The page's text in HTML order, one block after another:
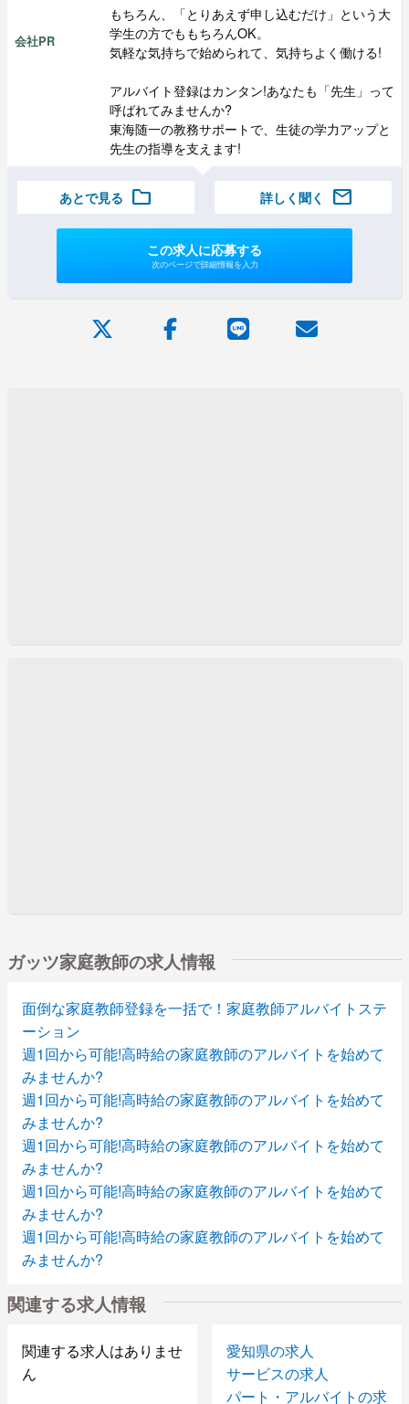
会社PR
もちろん、「とりあえず申し込むだけ」という大
学生の方でももちろんOK。
気軽な気持ちで始められて、気持ちよく働ける!
アルバイト登録はカンタン!あなたも「先生」って
呼ばれてみませんか?
東海随一の教務サポートで、生徒の学力アップと
先生の指導を支えます!
あとで見る folder 詳しく聞く mail
この求人に応募する
次のページで詳細情報を入力
ガッツ家庭教師の求人情報
面倒な家庭教師登録を一括で！家庭教師アルバイトステ
ーション
週1回から可能!高時給の家庭教師のアルバイトを始めて
みませんか?
週1回から可能!高時給の家庭教師のアルバイトを始めて
みませんか?
週1回から可能!高時給の家庭教師のアルバイトを始めて
みませんか?
週1回から可能!高時給の家庭教師のアルバイトを始めて
みませんか?
週1回から可能!高時給の家庭教師のアルバイトを始めて
みませんか?
みませんか?
みませんか?
週1回から可能!高時給の家庭教師のアルバイトを始めて
関連する求人情報
関連する求人はありませ
ん
愛知県の求人
サービスの求人
パート・アルバイトの求